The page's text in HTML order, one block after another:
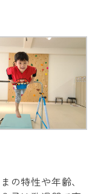
の特性や年齢、